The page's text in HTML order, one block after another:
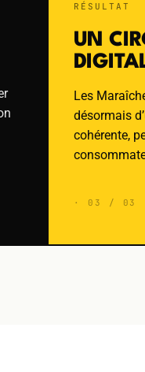
RÉSULTAT
UN
Les
désormais
cohérente,
· 03 / 03